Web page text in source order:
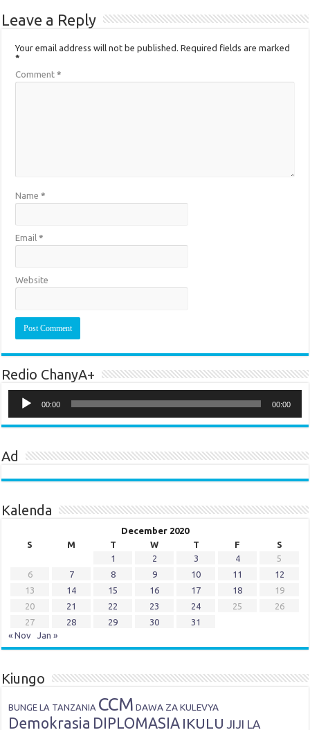
Leave a Reply
Your email address will not be published. Required fields are marked
*
Comment*
Name*
Email*
Website
Redio ChanyA+
Player
00:00 00:00
Ad
Kalenda
December 2020
S
M T W T F
S
1
2 3 4
5
6
7 8 9 10 11
12
13
14 15 16 17 18
19
20
21 22 23 24 25
26
27
28 29 30
31
« Nov
Jan »
Kiungo
BUNGE LA TANZANIA CCM DAWA ZA KULEVYA
Demokrasia DIPLOMASIA IKULU JIJI LA